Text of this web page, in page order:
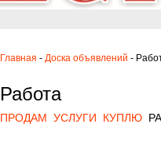
Главная - Доска объявлений -
Работа
ПРОДАМ УСЛУГИ КУПЛЮ